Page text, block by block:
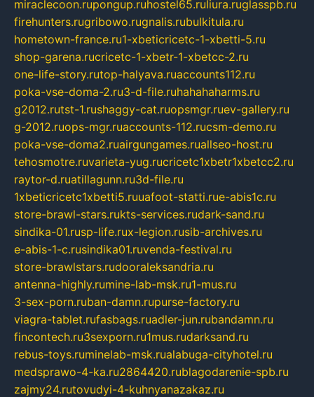
miraclecoon.rupongup.ruhostel65.ruliura.ruglasspb.ru
firehunters.rugribowo.rugnalis.rubulkitula.ru
hometown-france.ru1-xbeticricetc-1-xbetti-5.ru
shop-garena.rucricetc-1-xbetr-1-xbetcc-2.ru
one-life-story.rutop-halyava.ruaccounts112.ru
poka-vse-doma-2.ru3-d-file.ruhahahaharms.ru
g2012.rutst-1.rushaggy-cat.ruopsmgr.ruev-gallery.ru
g-2012.ruops-mgr.ruaccounts-112.rucsm-demo.ru
poka-vse-doma2.ruairgungames.ruallseo-host.ru
tehosmotre.ruvarieta-yug.rucricetc1xbetr1xbetcc2.ru
raytor-d.ruatillagunn.ru3d-file.ru
1xbeticricetc1xbetti5.ruuafoot-statti.rue-abis1c.ru
store-brawl-stars.rukts-services.rudark-sand.ru
sindika-01.rusp-life.rux-legion.rusib-archives.ru
e-abis-1-c.rusindika01.ruvenda-festival.ru
store-brawlstars.rudooraleksandria.ru
antenna-highly.rumine-lab-msk.ru1-mus.ru
3-sex-porn.ruban-damn.rupurse-factory.ru
viagra-tablet.rufasbags.ruadler-jun.rubandamn.ru
fincontech.ru3sexporn.ru1mus.rudarksand.ru
rebus-toys.ruminelab-msk.rualabuga-cityhotel.ru
medsprawo-4-ka.ru2864420.rublagodarenie-spb.ru
zajmy24.rutovudyi-4-kuhnyanazakaz.ru